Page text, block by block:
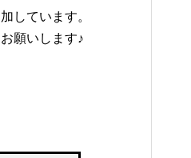
しています。
願いします♪